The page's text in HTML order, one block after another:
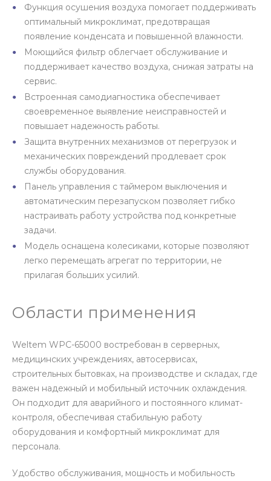
Функция осушения воздуха помогает поддерживать
оптимальный микроклимат, предотвращая
появление конденсата и повышенной влажности.
Моющийся фильтр облегчает обслуживание и
поддерживает качество воздуха, снижая затраты на
сервис.
Встроенная самодиагностика обеспечивает
своевременное выявление неисправностей и
повышает надежность работы.
Защита внутренних механизмов от перегрузок и
механических повреждений продлевает срок
службы оборудования.
Панель управления с таймером выключения и
автоматическим перезапуском позволяет гибко
настраивать работу устройства под конкретные
задачи.
Модель оснащена колесиками, которые позволяют
легко перемещать агрегат по территории, не
прилагая больших усилий.
Области применения
Weltem WPC-65000 востребован в серверных,
медицинских учреждениях, автосервисах,
строительных бытовках, на производстве и складах, где
важен надежный и мобильный источник охлаждения.
Он подходит для аварийного и постоянного климат-
контроля, обеспечивая стабильную работу
оборудования и комфортный микроклимат для
персонала.
Удобство обслуживания, мощность и мобильность